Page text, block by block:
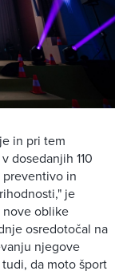
in pri tem
dosedanjih 110
preventivo in
je
nove oblike
osredotočal na
njegove
da moto šport